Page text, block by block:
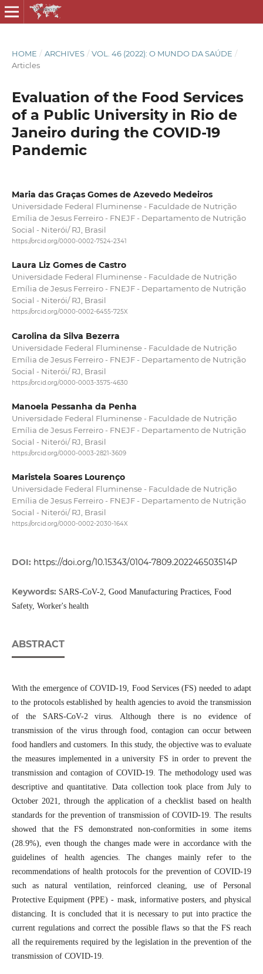
HOME / ARCHIVES / VOL. 46 (2022): O MUNDO DA SAÚDE /
Articles
Evaluation of the Food Services
of a Public University in Rio de
Janeiro during the COVID-19
Pandemic
Maria das Graças Gomes de Azevedo Medeiros
Universidade Federal Fluminense - Faculdade de Nutrição
Emília de Jesus Ferreiro - FNEJF - Departamento de Nutrição
Social - Niterói/ RJ, Brasil
https://orcid.org/0000-0002-7524-2341
Laura Liz Gomes de Castro
Universidade Federal Fluminense - Faculdade de Nutrição
Emília de Jesus Ferreiro - FNEJF - Departamento de Nutrição
Social - Niterói/ RJ, Brasil
https://orcid.org/0000-0002-6455-725X
Carolina da Silva Bezerra
Universidade Federal Fluminense - Faculdade de Nutrição
Emília de Jesus Ferreiro - FNEJF - Departamento de Nutrição
Social - Niterói/ RJ, Brasil
https://orcid.org/0000-0003-3575-4630
Manoela Pessanha da Penha
Universidade Federal Fluminense - Faculdade de Nutrição
Emília de Jesus Ferreiro - FNEJF - Departamento de Nutrição
Social - Niterói/ RJ, Brasil
https://orcid.org/0000-0003-2821-3609
Maristela Soares Lourenço
Universidade Federal Fluminense - Faculdade de Nutrição
Emília de Jesus Ferreiro - FNEJF - Departamento de Nutrição
Social - Niterói/ RJ, Brasil
https://orcid.org/0000-0002-2030-164X
DOI: https://doi.org/10.15343/0104-7809.202246503514P
Keywords: SARS-CoV-2, Good Manufacturing Practices, Food
Safety, Worker's health
ABSTRACT
With the emergence of COVID-19, Food Services (FS) needed to adapt
to the protocols established by health agencies to avoid the transmission
of the SARS-CoV-2 virus. Although there is no evidence of
transmission of the virus through food, contagion can occur between
food handlers and customers. In this study, the objective was to evaluate
the measures implemented in a university FS in order to prevent the
transmission and contagion of COVID-19. The methodology used was
descriptive and quantitative. Data collection took place from July to
October 2021, through the application of a checklist based on health
standards for the prevention of transmission of COVID-19. The results
showed that the FS demonstrated non-conformities in some items
(28.9%), even though the changes made were in accordance with the
guidelines of health agencies. The changes mainly refer to the
recommendations of health protocols for the prevention of COVID-19
such as natural ventilation, reinforced cleaning, use of Personal
Protective Equipment (PPE) - mask, informative posters, and physical
distancing. It is concluded that it is necessary to put into practice the
current regulations and correct the possible flaws so that the FS reach
all the requirements required by the legislation in the prevention of the
transmission of COVID-19.